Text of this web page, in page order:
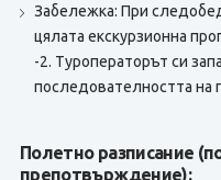
Забележка: При
цялата екскурзионна
-2. Туроператорът си
последователността на
Полетно разписание
препотвърждение):